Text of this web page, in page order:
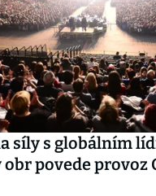
síly s globálním
povede provoz